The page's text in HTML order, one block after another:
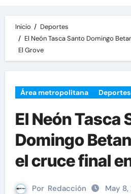
Inicio
Deportes
El Neón Tasca Santo Domingo
El Grove
Área metropolitana Deportes
El Neón Tasca
Domingo
el cruce final
Por Redacción May